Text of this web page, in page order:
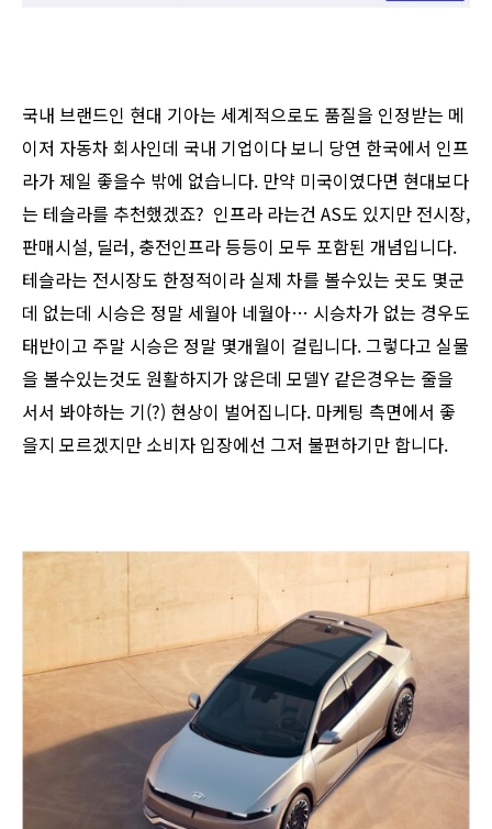
국내 브랜드인 현대 기아는 세계적으로도 품질을 인정받는 메
이저 자동차 회사인데 국내 기업이다 보니 당연 한국에서 인프
라가 제일 좋을수 밖에 없습니다. 만약 미국이였다면 현대보다
는 테슬라를 추천했겠죠? 인프라 라는건 AS도 있지만 전시장,
판매시설, 딜러, 충전인프라 등등이 모두 포함된 개념입니다.
테슬라는 전시장도 한정적이라 실제 차를 볼수있는 곳도 몇군
데 없는데 시승은 정말 세월아 네월아… 시승차가 없는 경우도
태반이고 주말 시승은 정말 몇개월이 걸립니다. 그렇다고 실물
을 볼수있는것도 원활하지가 않은데 모델Y 같은경우는 줄을
서서 봐야하는 기(?) 현상이 벌어집니다. 마케팅 측면에서 좋
을지 모르겠지만 소비자 입장에선 그저 불편하기만 합니다.